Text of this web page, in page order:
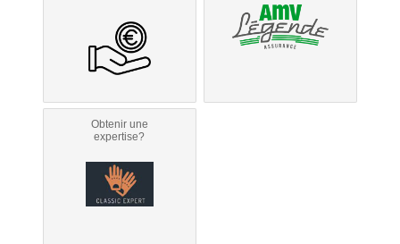
Obtenir une
expertise?